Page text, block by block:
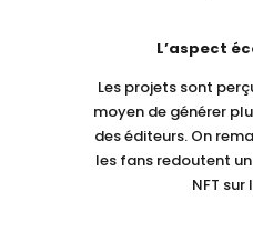
L’aspect
Les projets sont
moyen de générer
des éditeurs. On
les fans redoutent
NFT sur